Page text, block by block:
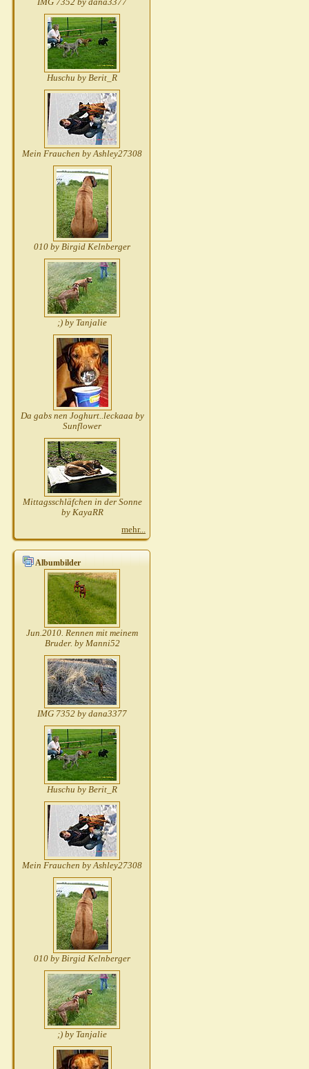
Huschu by Berit_R
Mein Frauchen by Ashley27308
010 by Birgid Kelnberger
;) by Tanjalie
Da gabs nen Joghurt..leckaaa by
Sunflower
Mittagsschläfchen in der Sonne
by KayaRR
mehr...
Albumbilder
Jun.2010. Rennen mit meinem
Bruder. by Manni52
IMG 7352 by dana3377
Huschu by Berit_R
Mein Frauchen by Ashley27308
010 by Birgid Kelnberger
;) by Tanjalie